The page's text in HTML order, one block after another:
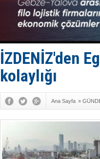
İZDENİZ'den
kolaylığı
Ana Sayfa »